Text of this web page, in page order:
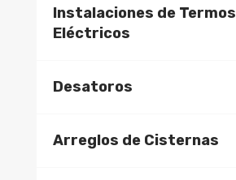
Instalaciones de Termos
Eléctricos
Desatoros
Arreglos de Cisternas